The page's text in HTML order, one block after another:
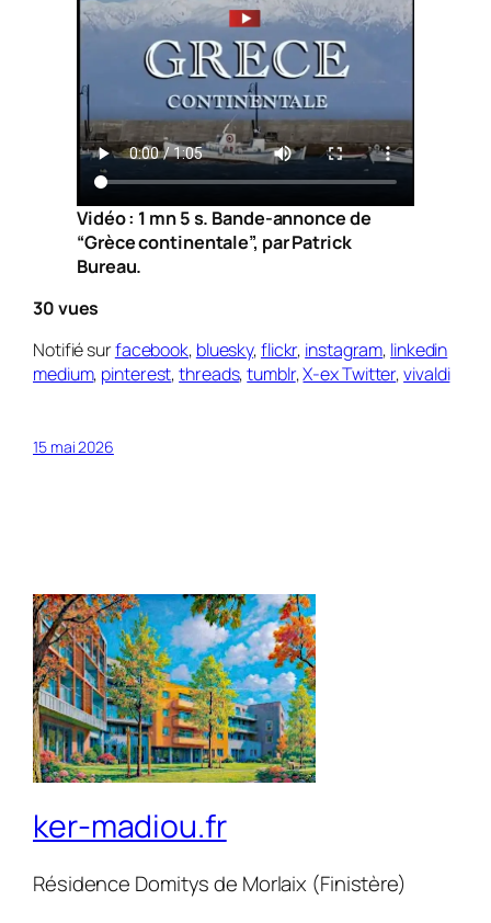
Vidéo : 1 mn 5 s. Bande-annonce de
“Grèce continentale”, par Patrick
Bureau.
30 vues
Notifié surfacebook, bluesky,flickr, instagram, linkedin
medium, pinterest,threads,tumblr,X-ex Twitter,vivaldi
15 mai 2026
ker-madiou.fr
Résidence Domitys de Morlaix (Finistère)